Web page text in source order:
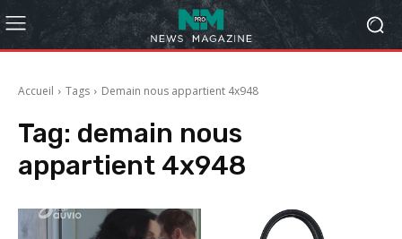
Accueil Tags Demain nous appartient 4x948
Tag: demain nous
appartient 4x948